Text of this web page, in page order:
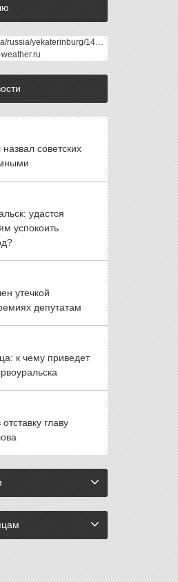
world-weather.ru/pogoda/russia/yekaterinburg/14days/
советских
удастся
успокоить
утечкой
депутатам
к чему приведет
главу